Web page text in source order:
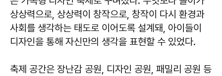
상상력으로, 상상력이 창작으로, 창작이 다시 환경과
사회를 생각하는 태도로 이어도록 설계돼, 아이들이
디자인을 통해 자신만의 생각을 표현할 수 있었다.
축제 공간은 장난감 공원, 디자인 공원, 패밀리 공원 등